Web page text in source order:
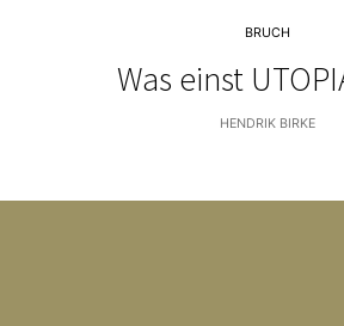
BRUCH
Was einst
HENDRIK BIRKE